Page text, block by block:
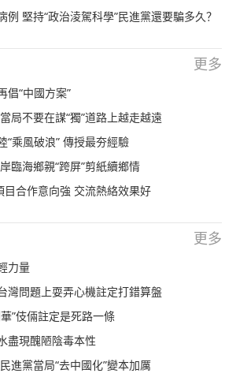
例 堅持“政治淩駕科學”民進黨還要騙多久？
更多
倡“中國方案”
局不要在謀“獨”道路上越走越遠
“乘風破浪” 傳授最夯經驗
臨海鄉親“跨屏”剪紙續鄉情
目合作意向強 交流熱絡效果好
更多
力量
灣問題上耍弄心機註定打錯算盤
”伎倆註定是死路一條
盡現醜陋陰毒本性
進黨當局“去中國化”變本加厲